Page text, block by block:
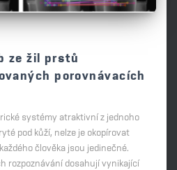
ze žil prstů
porovnávacích
systémy atraktivní z jednoho
pod kůží, nelze je okopírovat
člověka jsou jedinečné.
rozpoznávání dosahují vynikající